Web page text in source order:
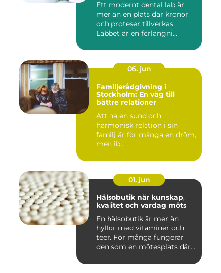
Ett modernt dental lab är
mer än en plats där kronor
och proteser tillverkas.
Labbet är en förlängni...
06. jun
Familjerådgivning i
Stockholm: En väg till
bättre relationer
Att ha en sund och
harmonisk relation i sin
familj är för många en dröm,
men ib...
01. jun
Hälsobutik när kunskap,
kvalitet och vardag möts
En hälsobutik är mer än
hyllor med vitaminer och
teer. För många fungerar
den som en mötesplats där